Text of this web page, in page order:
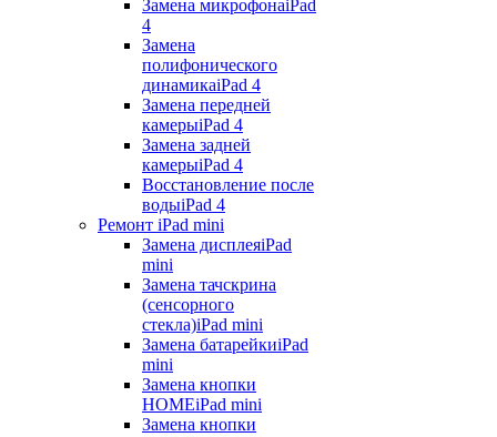
Замена микрофонаiPad
4
Замена
полифонического
динамикаiPad 4
Замена передней
камерыiPad 4
Замена задней
камерыiPad 4
Восстановление после
водыiPad 4
Ремонт iPad mini
Замена дисплеяiPad
mini
Замена тачскрина
(сенсорного
стекла)iPad mini
Замена батарейкиiPad
mini
Замена кнопки
HOMEiPad mini
Замена кнопки